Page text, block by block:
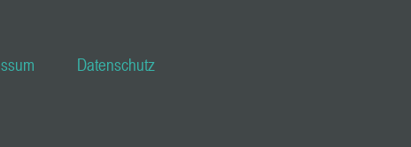
Datenschutz